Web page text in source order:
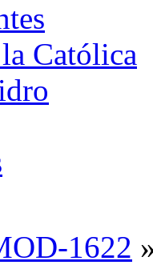
Católica
1622